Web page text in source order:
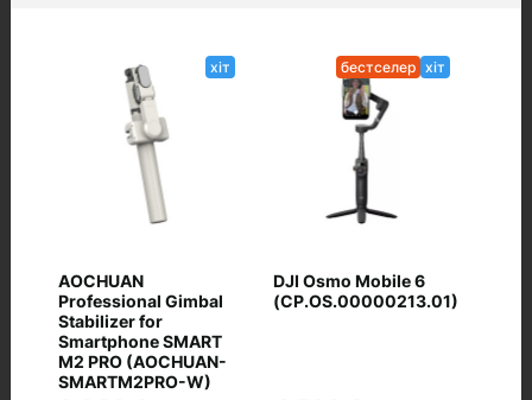
Чи є Rollei Stady Butler Mobile 3 у
наявності?
Які умови доставки для Rollei Stady
Butler Mobile 3
Рекомендовані товари
хіт
AOCHUAN
Professional Gimbal
Stabilizer for
Smartphone SMART
M2 PRO (AOCHUAN-
SMARTM2PRO-W)
бестселер хіт
DJI Osmo Mobile 6
(CP.OS.00000213.01)